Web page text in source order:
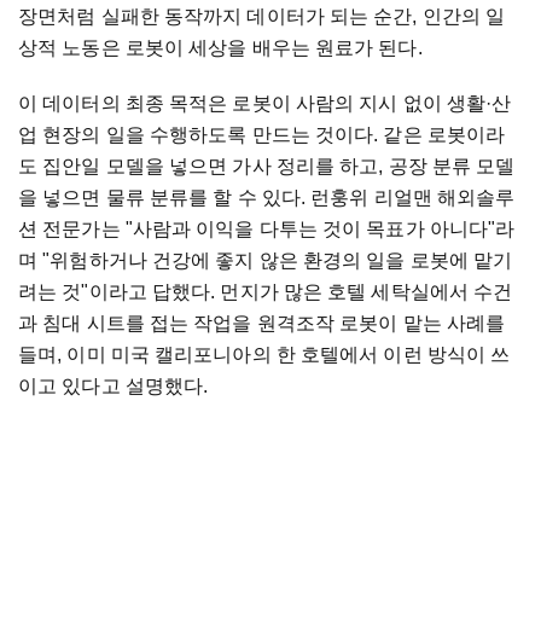
장면처럼 실패한 동작까지 데이터가 되는 순간, 인간의 일
상적 노동은 로봇이 세상을 배우는 원료가 된다.
이 데이터의 최종 목적은 로봇이 사람의 지시 없이 생활·산
업 현장의 일을 수행하도록 만드는 것이다. 같은 로봇이라
도 집안일 모델을 넣으면 가사 정리를 하고, 공장 분류 모델
을 넣으면 물류 분류를 할 수 있다. 런훙위 리얼맨 해외솔루
션 전문가는 "사람과 이익을 다투는 것이 목표가 아니다"라
며 "위험하거나 건강에 좋지 않은 환경의 일을 로봇에 맡기
려는 것"이라고 답했다. 먼지가 많은 호텔 세탁실에서 수건
과 침대 시트를 접는 작업을 원격조작 로봇이 맡는 사례를
들며, 이미 미국 캘리포니아의 한 호텔에서 이런 방식이 쓰
이고 있다고 설명했다.